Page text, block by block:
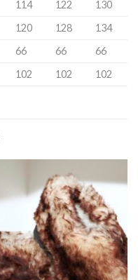
114 122
130
120 128
134
66 66
66
102 102 102